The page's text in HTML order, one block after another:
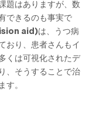
題はありますが、数
できるのも事実で
aid)は、うつ病
おり、患者さんもイ
くは可視化されたデ
、そうすることで治
。